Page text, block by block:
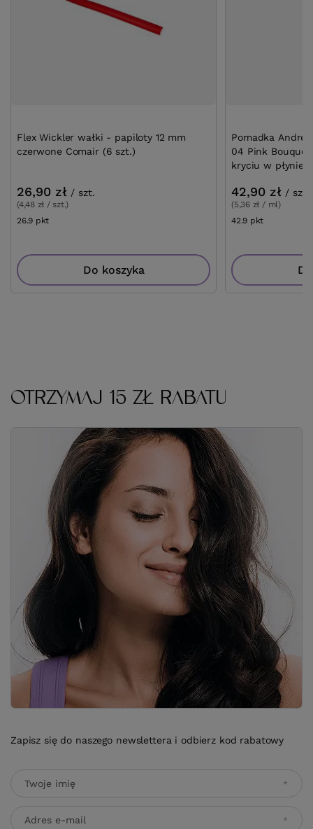
Flex Wickler wałki - papiloty 12 mm
czerwone Comair (6 szt.)
26,90 zł / szt.
(4,48 zł / szt.)
26.9 pkt
Do koszyka
Pomadka
04 Pink
kryciu w płynie
42,90 zł / szt.
(5,36 zł / ml)
42.9 pkt
OTRZYMAJ 15 ZŁ RABATU
Zapisz się do naszego newslettera i odbierz kod rabatowy
Twoje imię
Adres e-mail